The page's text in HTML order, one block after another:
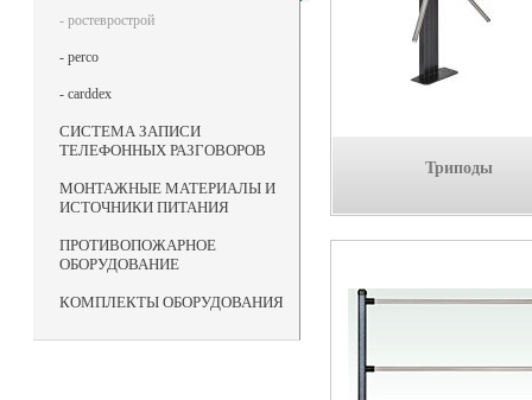
- ростеврострой
- perco
- carddex
СИСТЕМА ЗАПИСИ
ТЕЛЕФОННЫХ РАЗГОВОРОВ
МОНТАЖНЫЕ МАТЕРИАЛЫ И
ИСТОЧНИКИ ПИТАНИЯ
ПРОТИВОПОЖАРНОЕ
ОБОРУДОВАНИЕ
КОМПЛЕКТЫ ОБОРУДОВАНИЯ
Триподы